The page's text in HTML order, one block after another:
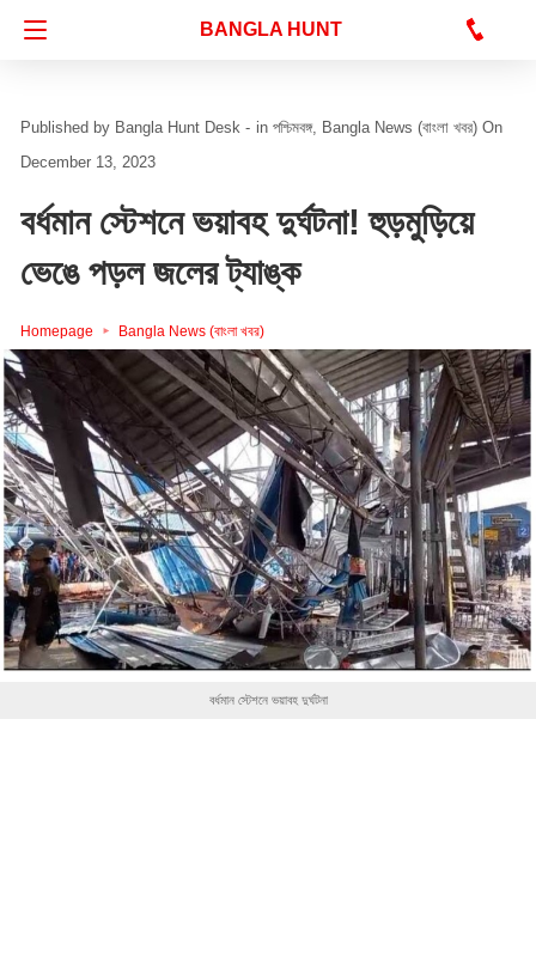
BANGLA HUNT
Bangla Hunt Desk - in পশ্চিমবঙ্গ Bangla News (বাংলা খবর) On
December 13, 2023
বর্ধমান স্টেশনে ভয়াবহ দুর্ঘটনা! হুড়মুড়িয়ে
ভেঙে পড়ল জলের ট্যাঙ্ক
Homepage Bangla News (বাংলা খবর)
বর্ধমান স্টেশনে ভয়াবহ দুর্ঘটনা